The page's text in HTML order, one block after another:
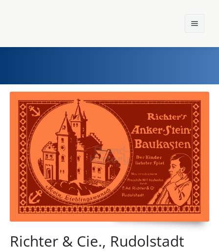
Home
Einst und Heute
Marken
Konzerne
Epoche
Richter & Cie., Rudolstadt